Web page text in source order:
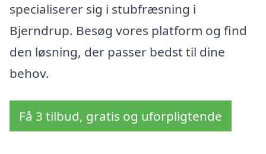
specialiserer sig i stubfræsning i
Bjerndrup. Besøg vores platform og find
den løsning, der passer bedst til dine
behov.
Få 3 tilbud, gratis og uforpligtende